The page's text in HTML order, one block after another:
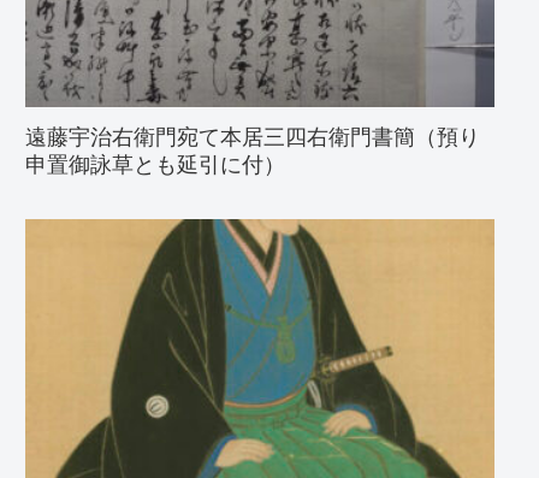
遠藤宇治右衛門宛て本居三四右衛門書簡（預り
申置御詠草とも延引に付）